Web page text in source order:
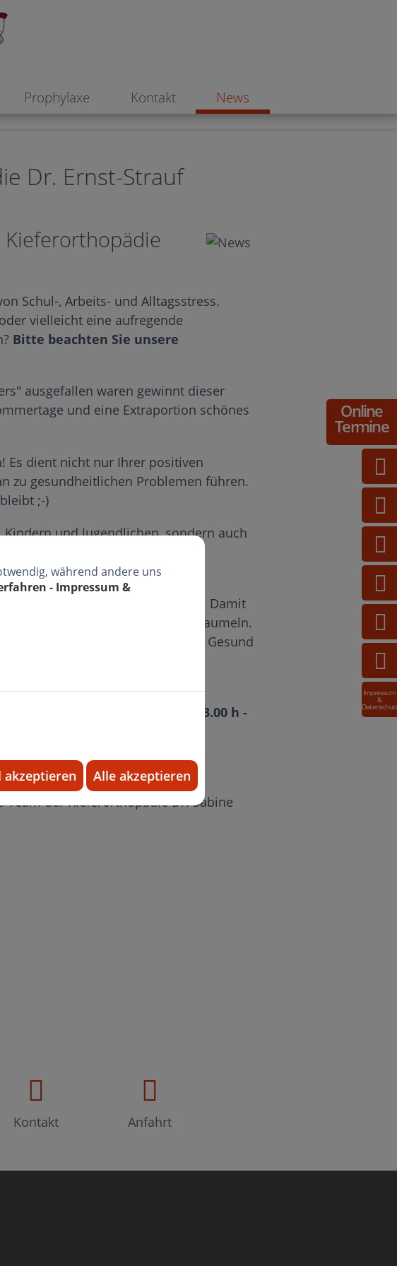
während andere uns
- Impressum &
akzeptieren Alle akzeptieren
Online
Termine
Impressum
&
Prophylaxe Kontakt News
Dr. Ernst-Strauf
Schul-, Arbeits- und Alltagsstress.
vielleicht eine aufregende
Bitte beachten Sie unsere
ausgefallen waren gewinnt dieser
und eine Extraportion schönes
Es dient nicht nur Ihrer positiven
zu gesundheitlichen Problemen führen.
;-)
und Jugendlichen, sondern auch
bei uns in der Kieferorthopädie
zu Hause oder auch auf Reisen. Damit
Sie einfach mal die Seele baumeln.
zu sich. So bleiben Sie Gesund
09.00 h - 12.00 h und von 13.00 h -
unsere Praxis für unseren
der Kieferorthopädie Dr. Sabine
Kontakt Anfahrt